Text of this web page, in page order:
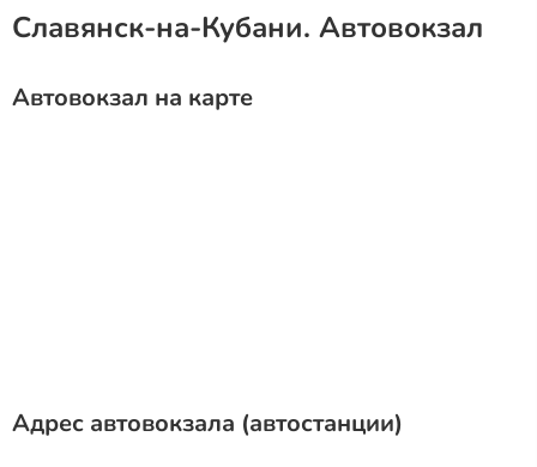
Славянск-на-Кубани. Автовокзал
Автовокзал на карте
Адрес автовокзала (автостанции)